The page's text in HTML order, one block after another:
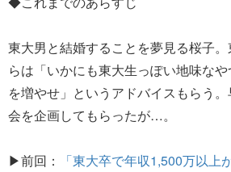
東大男と結婚することを夢見る桜子
らは「いかにも東大生っぽい地味な
を増やせ」というアドバイスもらう
会を企画してもらったが…。
▶前回：
「東大卒で年収1,500万以上